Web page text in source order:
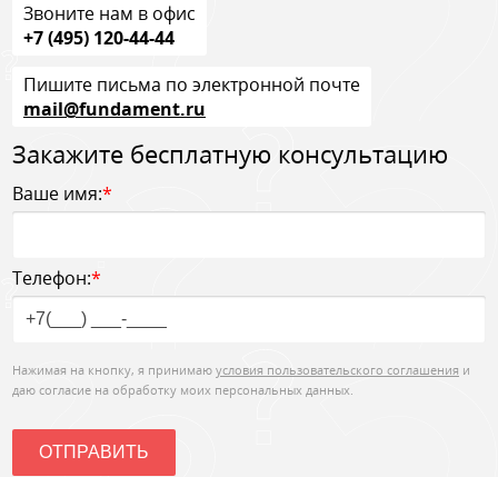
Звоните нам в офис
+7 (495) 120-44-44
Пишите письма по электронной почте
mail@fundament.ru
Закажите бесплатную консультацию
Ваше имя:*
Телефон:*
Нажимая на кнопку, я принимаю условия пользовательского соглашения и
даю согласие на обработку моих персональных данных.
ОТПРАВИТЬ